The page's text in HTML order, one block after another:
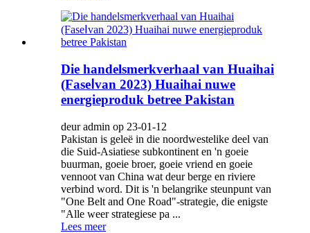
Die handelsmerkverhaal van Huaihai
(FaseⅠvan 2023) Huaihai nuwe
energieproduk betree Pakistan
deur admin op 23-01-12
Pakistan is geleë in die noordwestelike deel van
die Suid-Asiatiese subkontinent en 'n goeie
buurman, goeie broer, goeie vriend en goeie
vennoot van China wat deur berge en riviere
verbind word. Dit is 'n belangrike steunpunt van
"One Belt and One Road"-strategie, die enigste
"Alle weer strategiese pa ...
Lees meer